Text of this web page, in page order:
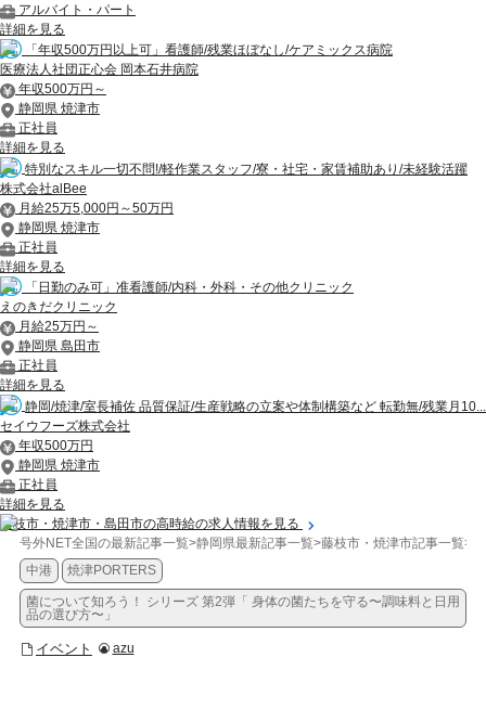
アルバイト・パート
詳細を見る
「年収500万円以上可」看護師/残業ほぼなし/ケアミックス病院
医療法人社団正心会 岡本石井病院
年収500万円～
静岡県 焼津市
正社員
詳細を見る
特別なスキル一切不問!/軽作業スタッフ/寮・社宅・家賃補助あり/未経験活躍
株式会社alBee
月給25万5,000円～50万円
静岡県 焼津市
正社員
詳細を見る
「日勤のみ可」准看護師/内科・外科・その他クリニック
えのきだクリニック
月給25万円～
静岡県 島田市
正社員
詳細を見る
静岡/焼津/室長補佐 品質保証/生産戦略の立案や体制構築など 転勤無/残業月10...
セイウフーズ株式会社
年収500万円
静岡県 焼津市
正社員
詳細を見る
藤枝市・焼津市・島田市の高時給の求人情報を見る
号外NET全国の最新記事一覧>静岡県最新記事一覧>藤枝市・焼津市記事一覧>
中港
焼津PORTERS
菌について知ろう！ シリーズ 第2弾「 身体の菌たちを守る〜調味料と日用
品の選び方〜」
イベント azu